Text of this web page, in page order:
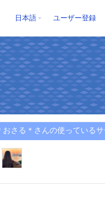
日本語 ユーザー登録
おさる＊さんの使っている